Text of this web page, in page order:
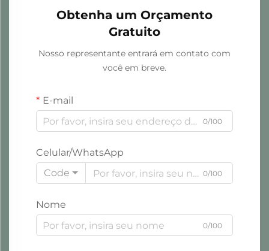
Obtenha um Orçamento
Gratuito
Nosso representante entrará em contato com
você em breve.
E-mail
0/100
Celular/WhatsApp
Code
0/100
Nome
0/100